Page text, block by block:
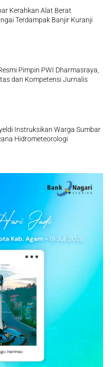
Kerahkan Alat Berat
Terdampak Banjir Kuranji
Pimpin PWI Dharmasraya,
dan Kompetensi Jurnalis
Instruksikan Warga Sumbar
Hidrometeorologi